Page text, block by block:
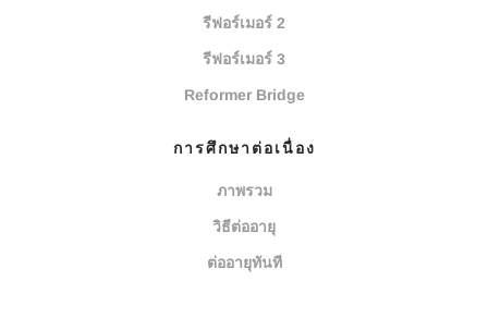
รีฟอร์เมอร์ 2
รีฟอร์เมอร์ 3
Reformer Bridge
การศึกษาต่อเนื่อง
ภาพรวม
วิธีต่ออายุ
ต่ออายุทันที